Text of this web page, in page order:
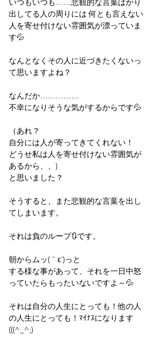
いつもいつも……悲観的な言葉ばかり
出してる人の周りには 何とも言えない
人を寄せ付けない雰囲気が漂っていま
す💦
なんとなくその人に近づきたくないっ
て思いますよね？
なんだか……………
不幸になりそうな気がするからです💦
（あれ？
自分には人が寄ってきてくれない！
どうせ私は人を寄せ付けない雰囲気が
あるから、、)
と思いました？
そうすると、また悲観的な言葉を出し
てしまいます。
それは負のループ🔃です。
朝からムッ(｀ε´)っと
する様な事があって、それを一日中怒
っていたらもったいないですよ～💦
それは自分の人生にとっても！他の人
の人生にとっても！ﾏｲﾅｽになります
(((^_^;)